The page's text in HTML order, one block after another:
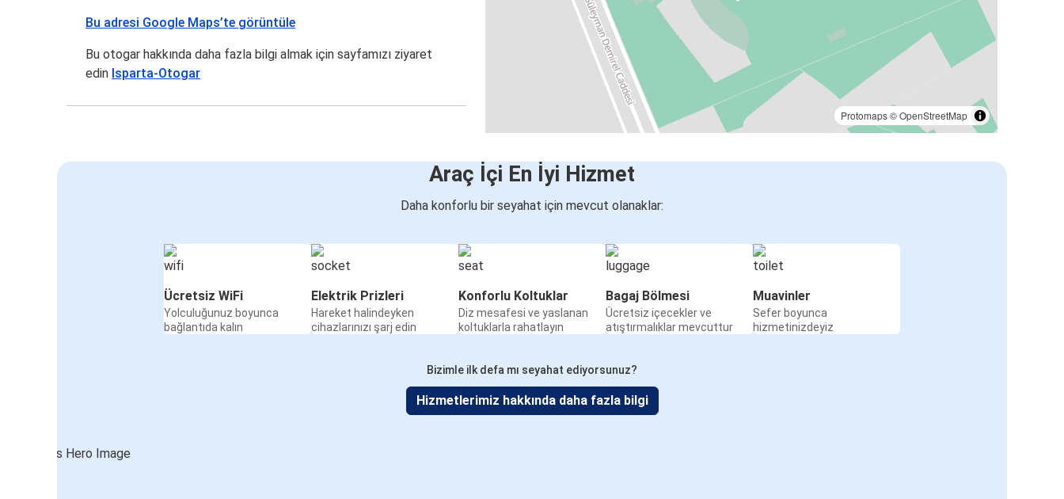
Protomaps©OpenStreetMap
Bu adresi Google Maps’te görüntüle
Bu otogar hakkında daha fazla bilgi almak için sayfamızı ziyaret
edin Isparta-Otogar
Araç İçi En İyi Hizmet
Daha konforlu bir seyahat için mevcut olanaklar:
Ücretsiz WiFi
Yolculuğunuz boyunca
bağlantıda kalın
Elektrik Prizleri
Hareket halindeyken
cihazlarınızı şarj edin
Konforlu Koltuklar
Diz mesafesi ve yaslanan
koltuklarla rahatlayın
Bagaj Bölmesi
Ücretsiz içecekler ve
atıştırmalıklar mevcuttur
Muavinler
Sefer boyunca
hizmetinizdeyiz
Bizimle ilk defa mı seyahat ediyorsunuz?
Hizmetlerimiz hakkında daha fazla bilgi